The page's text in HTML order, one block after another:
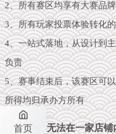
2、所有赛区均享有大赛品
3、所有玩家投票体验转化
4、一站式落地，从设计到
负责
5、赛事结束后，该赛区可
所得均归承办方所有
如无法在一家店
首页